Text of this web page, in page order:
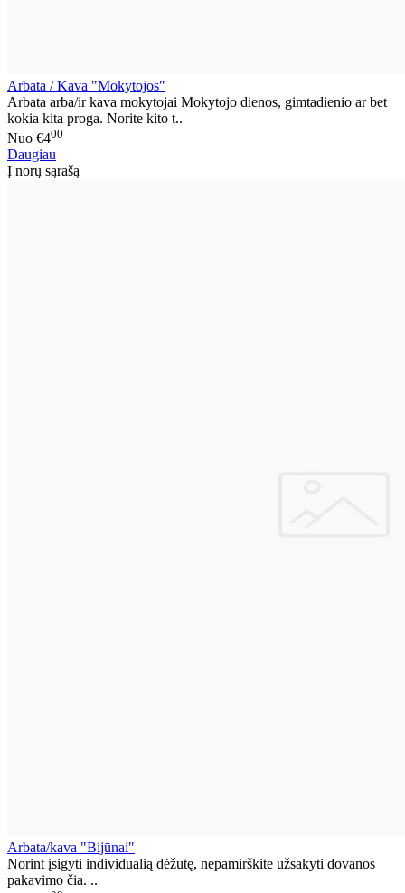
Arbata / Kava "Mokytojos"
Arbata arba/ir kava mokytojai Mokytojo dienos, gimtadienio ar bet
kokia kita proga. Norite kito t..
Nuo €400
Daugiau
Į norų sąrašą
Arbata/kava "Bijūnai"
Norint įsigyti individualią dėžutę, nepamirškite užsakyti dovanos
pakavimo čia. ..